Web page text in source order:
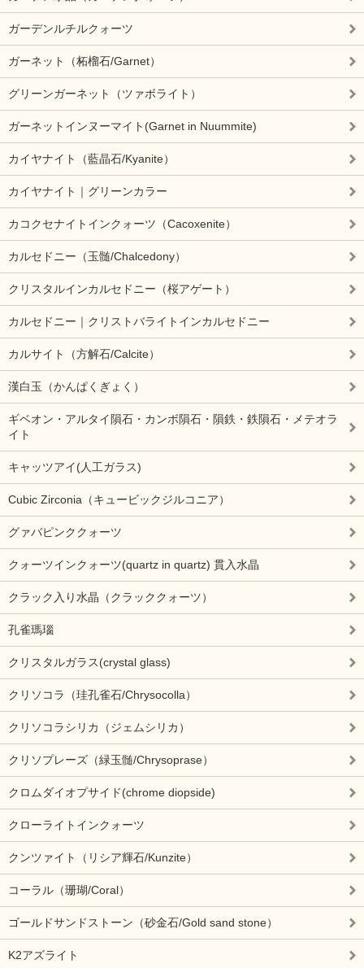
ガーデンルチルクォーツ
ガーネット（柘榴石/Garnet）
グリーンガーネット（ツァボライト）
ガーネットインヌーマイト(Garnet in Nuummite)
カイヤナイト（藍晶石/Kyanite）
カイヤナイト｜グリーンカラー
カコクセナイトインクォーツ（Cacoxenite）
カルセドニー（玉髄/Chalcedony）
クリスタルインカルセドニー（桜アゲート）
カルセドニー｜クリストバライトインカルセドニー
カルサイト（方解石/Calcite）
漢白玉（かんぱくぎょく）
ギベオン・アルタイ隕石・カンボ隕石・隕鉄・鉄隕石・メテオラ
イト
キャッツアイ(人工ガラス)
Cubic Zirconia（キュービックジルコニア）
グァバピンククォーツ
クォーツインクォーツ(quartz in quartz) 貫入水晶
クラック入り水晶（クラッククォーツ）
孔雀瑪瑙
クリスタルガラス(crystal glass)
クリソコラ（珪孔雀石/Chrysocolla）
クリソコラシリカ（ジェムシリカ）
クリソプレーズ（緑玉髄/Chrysoprase）
クロムダイオプサイド(chrome diopside)
クローライトインクォーツ
クンツァイト（リシア輝石/Kunzite）
コーラル（珊瑚/Coral）
ゴールドサンドストーン（砂金石/Gold sand stone）
K2アズライト